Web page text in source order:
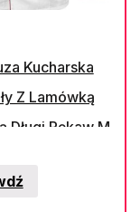
Kucharska
Z Lamówką
Długi Rękaw M